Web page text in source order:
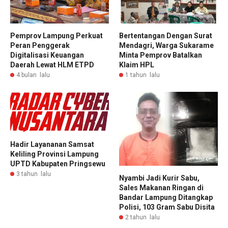
Pemprov Lampung Perkuat
Peran Penggerak
Digitalisasi Keuangan
Daerah Lewat HLM ETPD
4 bulan lalu
Bertentangan Dengan Surat
Mendagri, Warga Sukarame
Minta Pemprov Batalkan
Klaim HPL
1 tahun lalu
Hadir Layananan Samsat
Keliling Provinsi Lampung
UPTD Kabupaten Pringsewu
3 tahun lalu
Nyambi Jadi Kurir Sabu,
Sales Makanan Ringan di
Bandar Lampung Ditangkap
Polisi, 103 Gram Sabu Disita
2 tahun lalu